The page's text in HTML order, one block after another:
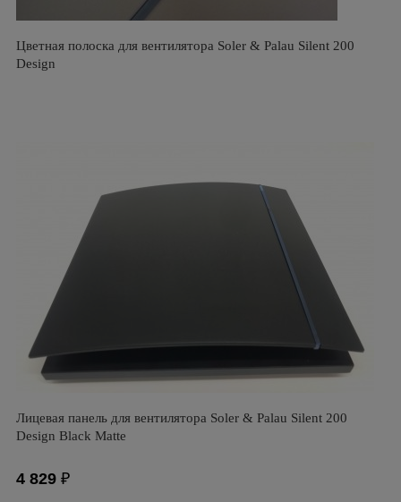
Цветная полоска для вентилятора Soler & Palau Silent 200
Design
Лицевая панель для вентилятора Soler & Palau Silent 200
Design Black Matte
4 829 ₽